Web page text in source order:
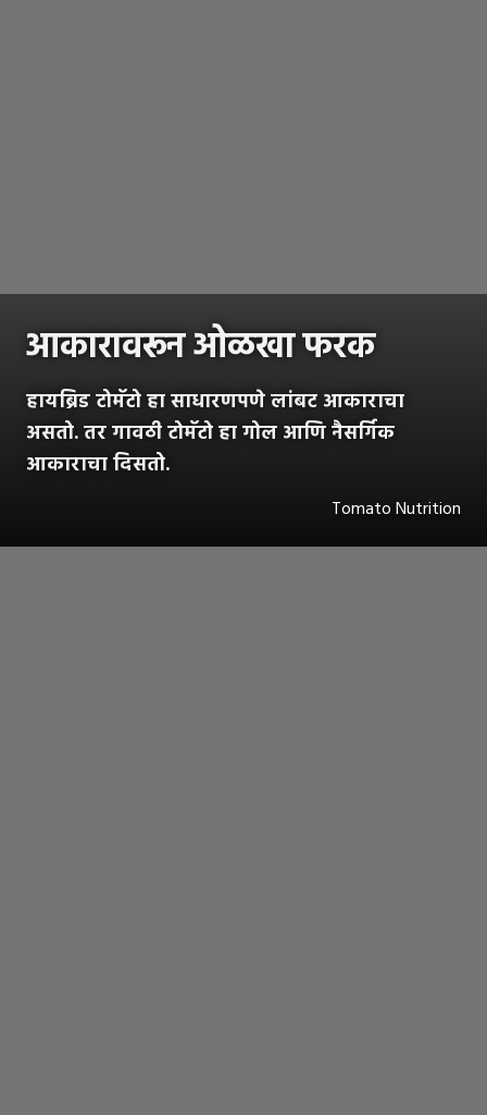
आकारावरून ओळखा फरक
हायब्रिड टोमॅटो हा साधारणपणे लांबट आकाराचा
असतो. तर गावठी टोमॅटो हा गोल आणि नैसर्गिक
आकाराचा दिसतो.
Tomato Nutrition